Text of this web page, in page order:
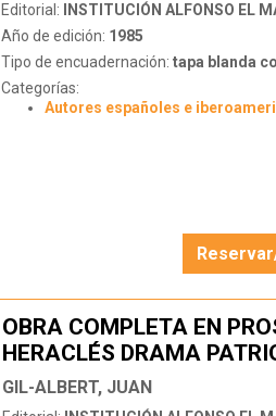
Editorial:
INSTITUCIÓN ALFONSO EL
Año de edición: 1985
Tipo de encuadernación: tapa blanda
Categorías:
Autores españoles e
OBRA COMPLETA EN
HERACLÉS DRAMA
GIL-ALBERT, JUAN